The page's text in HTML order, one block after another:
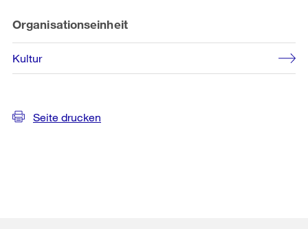
Organisationseinheit
Kultur
Seite drucken